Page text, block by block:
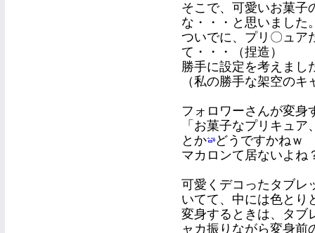
そこで、可愛いお菓子
な・・・と思いました
ついでに、プリ〇ュア
て・・・（捏造）
勝手に設定を考えまし
（私の勝手な架空の
フォロワーさんが変身
「お菓子なプリキュ
とか
どうですかねｗ
マカロンて居ないよね
可愛くデコったタブレ
いてて、中には色とり
変身するときは、タブ
ャカ振りながら変身前